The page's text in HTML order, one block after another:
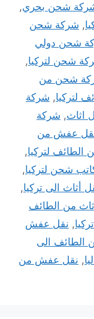
شحن بحري,
, شركة شحن
شحن دولي
شحن لتركيا,
شحن من
لتركيا, شركة
اثاث, شركة
عفش من
لتركيا,
شحن لتركيا,
أثاث الى تركيا,
من الطائف
, نقل عفش
الى
, نقل عفش من